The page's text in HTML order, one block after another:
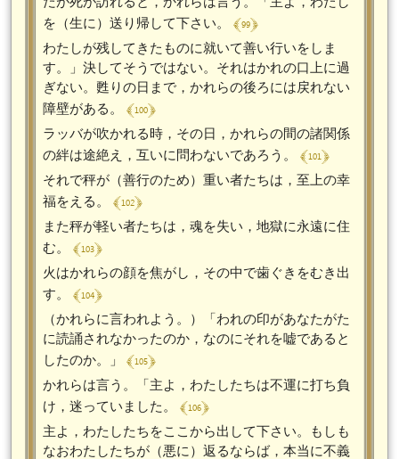
を（生に）送り帰して下さい。 ﴾ 99 ﴿
わたしが残してきたものに就いて善い行いをしま
す。」決してそうではない。それはかれの口上に過
ぎない。甦りの日まで，かれらの後ろには戻れない
障壁がある。 ﴾ 100 ﴿
ラッバが吹かれる時，その日，かれらの間の諸関係
の絆は途絶え，互いに問わないであろう。 ﴾ 101 ﴿
それで秤が（善行のため）重い者たちは，至上の幸
福をえる。 ﴾ 102 ﴿
また秤が軽い者たちは，魂を失い，地獄に永遠に住
む。 ﴾ 103 ﴿
火はかれらの顔を焦がし，その中で歯ぐきをむき出
す。 ﴾ 104 ﴿
（かれらに言われよう。）「われの印があなたがた
に読誦されなかったのか，なのにそれを嘘であると
したのか。」 ﴾ 105 ﴿
かれらは言う。「主よ，わたしたちは不運に打ち負
け，迷っていました。 ﴾ 106 ﴿
主よ，わたしたちをここから出して下さい。もしも
なおわたしたちが（悪に）返るならば，本当に不義